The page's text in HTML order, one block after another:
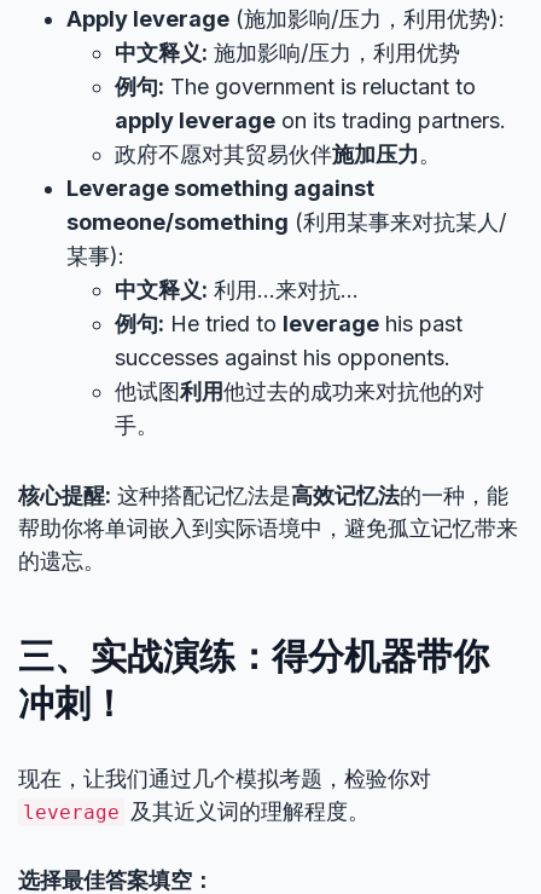
Apply leverage (施加影响/压力，利用优势):
中文释义: 施加影响/压力，利用优势
例句: The government is reluctant to
apply leverage on its trading partners.
政府不愿对其贸易伙伴施加压力。
Leverage something against
someone/something (利用某事来对抗某人/
某事):
中文释义: 利用…来对抗…
例句: He tried to leverage his past
successes against his opponents.
他试图利用他过去的成功来对抗他的对
手。
核心提醒: 这种搭配记忆法是高效记忆法的一种，能
帮助你将单词嵌入到实际语境中，避免孤立记忆带来
的遗忘。
三、实战演练：得分机器带你
冲刺！
现在，让我们通过几个模拟考题，检验你对
leverage 及其近义词的理解程度。
选择最佳答案填空：